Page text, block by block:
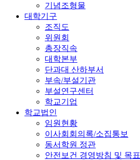
기념조형물
대학기구
조직도
위원회
총장직속
대학본부
단과대 산하부서
부속/부설기관
부설연구센터
학교기업
학교법인
임원현황
이사회회의록/소집통보
동서학원 정관
안전보건 경영방침 및 목표